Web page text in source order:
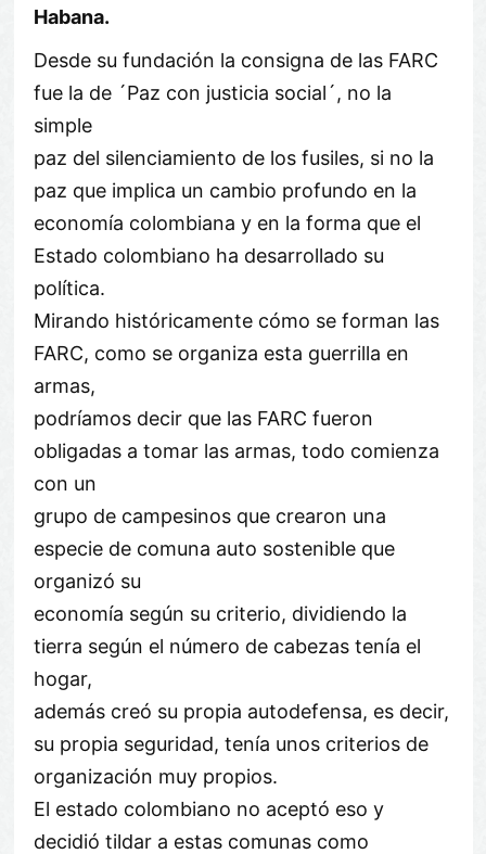
Habana.
Desde su fundación la consigna de las FARC
fue la de ´Paz con justicia social´, no la
simple
paz del silenciamiento de los fusiles, si no la
paz que implica un cambio profundo en la
economía colombiana y en la forma que el
Estado colombiano ha desarrollado su
política.
Mirando históricamente cómo se forman las
FARC, como se organiza esta guerrilla en
armas,
podríamos decir que las FARC fueron
obligadas a tomar las armas, todo comienza
con un
grupo de campesinos que crearon una
especie de comuna auto sostenible que
organizó su
economía según su criterio, dividiendo la
tierra según el número de cabezas tenía el
hogar,
además creó su propia autodefensa, es decir,
su propia seguridad, tenía unos criterios de
organización muy propios.
El estado colombiano no aceptó eso y
decidió tildar a estas comunas como